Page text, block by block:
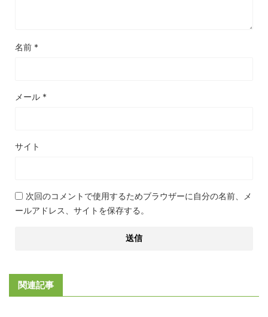
名前 *
メール *
サイト
次回のコメントで使用するためブラウザーに自分の名前、メ
ールアドレス、サイトを保存する。
関連記事